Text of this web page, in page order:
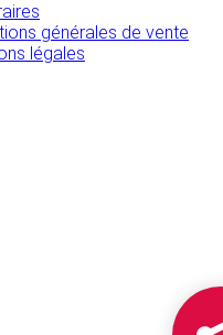
générales de vente
légales